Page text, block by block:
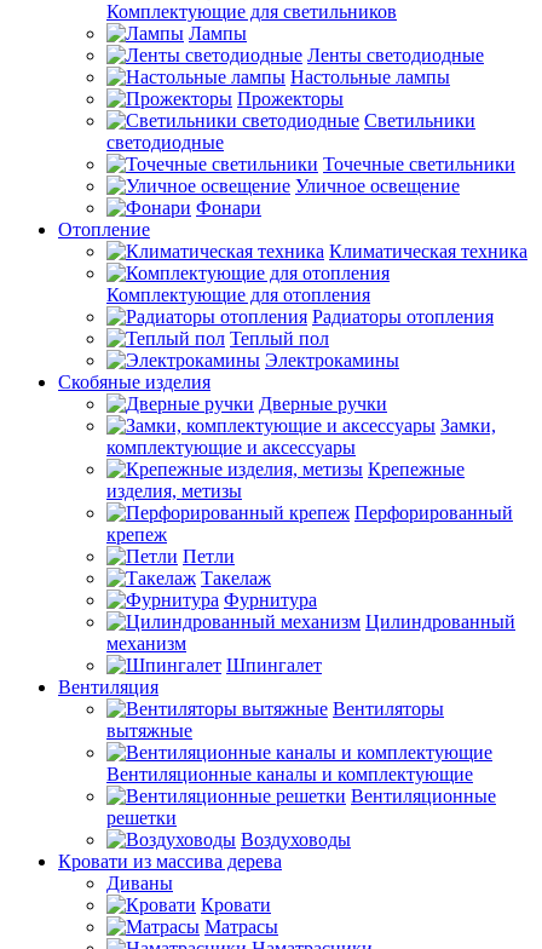
Комплектующие для светильников
Лампы
Ленты светодиодные
Настольные лампы
Прожекторы
Светильники
светодиодные
Точечные светильники
Уличное освещение
Фонари
Отопление
Климатическая техника
Комплектующие для отопления
Радиаторы отопления
Теплый пол
Электрокамины
Скобяные изделия
Дверные ручки
Замки,
комплектующие и аксессуары
Крепежные
изделия, метизы
Перфорированный
крепеж
Петли
Такелаж
Фурнитура
Цилиндрованный
механизм
Шпингалет
Вентиляция
Вентиляторы
вытяжные
Вентиляционные каналы и комплектующие
Вентиляционные
решетки
Воздуховоды
Кровати из массива дерева
Диваны
Кровати
Матрасы